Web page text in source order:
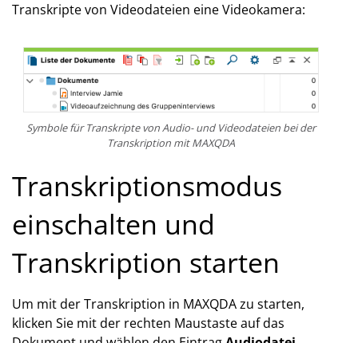
Transkripte von Videodateien eine Videokamera:
Symbole für Transkripte von Audio- und Videodateien bei der
Transkription mit MAXQDA
Transkriptionsmodus
einschalten und
Transkription starten
Um mit der Transkription in MAXQDA zu starten,
klicken Sie mit der rechten Maustaste auf das